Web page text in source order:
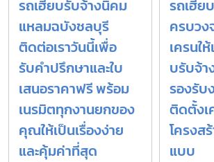
รถเฮี๊ยบรับจ้างนิคม
แหลมฉบังชลบุรี
ติดต่อเราวันนี้เพื่อ
รับคำปรึกษาและใบ
เสนอราคาฟรี พร้อม
เนรมิตทุกงานยกของ
คุณให้เป็นเรื่องง่าย
และคุ้มค่าที่สุด
รถเฮี๊ย
ครบวง
เครนใ
บรับจ้า
รองรับ
ติดตั้งเ
โครงส
แบบ